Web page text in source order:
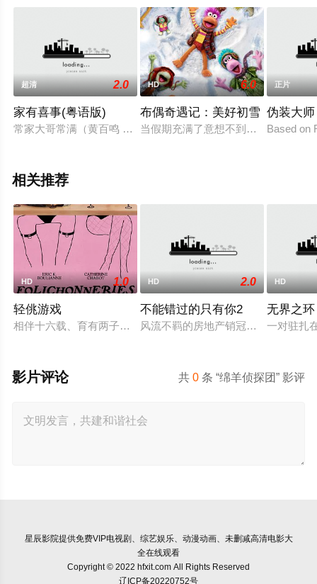
机免费观看高清无删减完整版电影大全就上星辰影视，更
多相关信息可移步至豆瓣电影、电视猫或剧情网等平台了
超清 2.0
家有喜事(粤语版)
常家大哥常满（黄百鸣 饰）事业有成，可是却嫌弃家中老婆程
HD 6.0
布偶奇遇记：美好初雪
当假期充满了意想不到的冒险与挑战
正片
伪装大师
Based on
相关推荐
HD 1.0
轻佻游戏
相伴十六载、育有两子的弗朗索瓦与朱莉陷入灵肉疏离。为探
HD 2.0
不能错过的只有你2
风流不羁的房地产销冠江来（吴翊歌
HD
无界之环
一对驻扎
共0 条 “绵羊侦探团” 影评
影片评论
星辰影院提供免费VIP电视剧、综艺娱乐、动漫动画、未删减高清电影大
全在线观看
Copyright © 2022 hfxit.com All Rights Reserved
辽ICP备20220752号